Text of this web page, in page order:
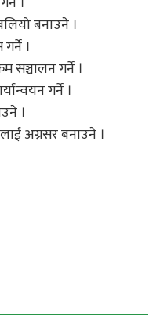
बनाउने ।
।
सञ्चालन गर्ने ।
गर्ने ।
।
अग्रसर बनाउने ।